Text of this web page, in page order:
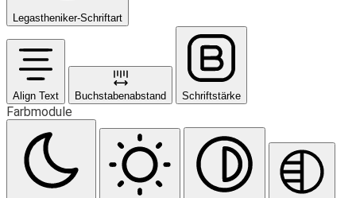
Legastheniker-Schriftart
Align Text Buchstabenabstand Schriftstärke
Farbmodule